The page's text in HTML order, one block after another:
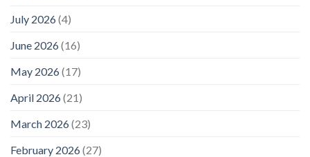
July 2026(4)
June 2026(16)
May 2026(17)
April 2026(21)
March 2026(23)
February 2026(27)